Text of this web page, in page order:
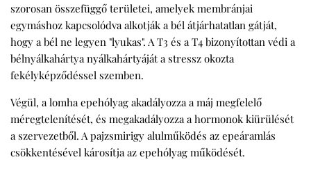
szorosan összefüggő területei, amelyek membránjai
egymáshoz kapcsolódva alkotják a bél átjárhatatlan gátját,
hogy a bél ne legyen "lyukas". A T3 és a T4 bizonyítottan védi a
bélnyálkahártya nyálkahártyáját a stressz okozta
fekélyképződéssel szemben.
Végül, a lomha epehólyag akadályozza a máj megfelelő
méregtelenítését, és megakadályozza a hormonok kiürülését
a szervezetből. A pajzsmirigy alulműködés az epeáramlás
csökkentésével károsítja az epehólyag működését.